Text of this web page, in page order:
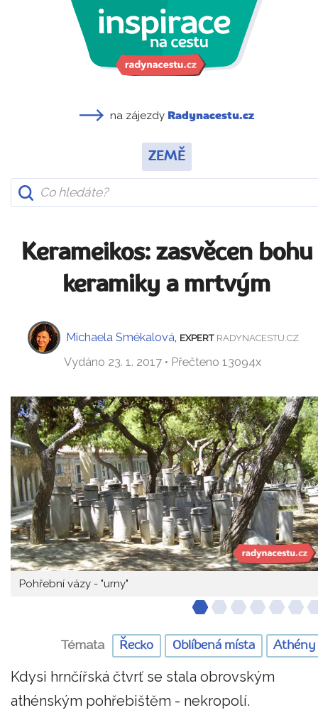
na zájezdy Radynacestu.cz
ZEMĚ
Kerameikos: zasvěcen bohu
keramiky a mrtvým
Michaela Smékalová EXPERT RADYNACESTU.CZ
Vydáno 23. 1. 2017 • Přečteno 13094x
Pohřební vázy - "urny"
Témata Řecko Oblíbená místa Athény
Kdysi hrnčířská čtvrť se stala obrovským
athénským pohřebištěm - nekropolí.